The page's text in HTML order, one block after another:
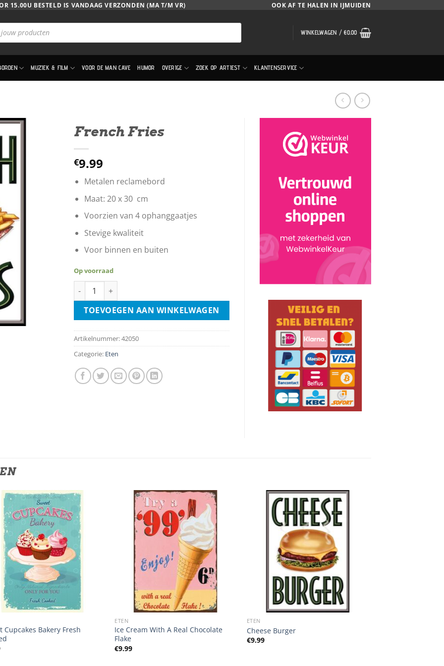
15.00U BESTELD IS VANDAAG VERZONDEN (MA T/M VR) OOK AF TE HALEN IN IJMUIDEN
WINKELWAGEN /€0.00
MUZIEK & FILM VOOR DE MAN CAVE HUMOR OVERIGE ZOEK OP ARTIEST KLANTENSERVICE
French Fries
€9.99
Metalen reclamebord
Maat: 20 x 30 cm
Voorzien van 4 ophanggaatjes
Stevige kwaliteit
Voor binnen en buiten
Op voorraad
French Fries aantal
TOEVOEGEN AAN WINKELWAGEN
Artikelnummer:42050
Categorie: Eten
Cupcakes Bakery Fresh
ETEN
Ice Cream With A Real Chocolate
Flake
€9.99
ETEN
Cheese Burger
€9.99